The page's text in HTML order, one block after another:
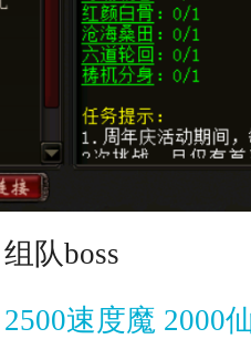
队boss
速度魔 2000